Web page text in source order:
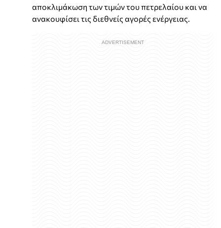
αποκλιμάκωση των τιμών του πετρελαίου και να
ανακουφίσει τις διεθνείς αγορές ενέργειας.